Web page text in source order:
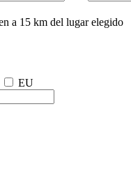
a 15 km del lugar elegido
EU